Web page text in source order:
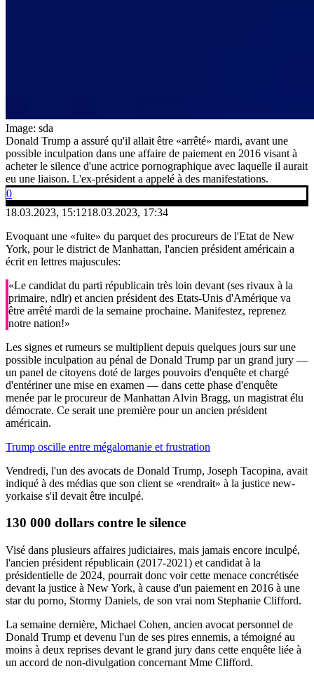
Image: sda
Donald Trump a assuré qu'il allait être «arrêté» mardi, avant une
possible inculpation dans une affaire de paiement en 2016 visant à
acheter le silence d'une actrice pornographique avec laquelle il aurait
eu une liaison. L'ex-président a appelé à des manifestations.
0
18.03.2023, 15:1218.03.2023, 17:34
Evoquant une «fuite» du parquet des procureurs de l'Etat de New
York, pour le district de Manhattan, l'ancien président américain a
écrit en lettres majuscules:
«Le candidat du parti républicain très loin devant (ses rivaux à la
primaire, ndlr) et ancien président des Etats-Unis d'Amérique va
être arrêté mardi de la semaine prochaine. Manifestez, reprenez
notre nation!»
Les signes et rumeurs se multiplient depuis quelques jours sur une
possible inculpation au pénal de Donald Trump par un grand jury —
un panel de citoyens doté de larges pouvoirs d'enquête et chargé
d'entériner une mise en examen — dans cette phase d'enquête
menée par le procureur de Manhattan Alvin Bragg, un magistrat élu
démocrate. Ce serait une première pour un ancien président
américain.
Trump oscille entre mégalomanie et frustration
Vendredi, l'un des avocats de Donald Trump, Joseph Tacopina, avait
indiqué à des médias que son client se «rendrait» à la justice new-
yorkaise s'il devait être inculpé.
130 000 dollars contre le silence
Visé dans plusieurs affaires judiciaires, mais jamais encore inculpé,
l'ancien président républicain (2017-2021) et candidat à la
présidentielle de 2024, pourrait donc voir cette menace concrétisée
devant la justice à New York, à cause d'un paiement en 2016 à une
star du porno, Stormy Daniels, de son vrai nom Stephanie Clifford.
La semaine dernière, Michael Cohen, ancien avocat personnel de
Donald Trump et devenu l'un de ses pires ennemis, a témoigné au
moins à deux reprises devant le grand jury dans cette enquête liée à
un accord de non-divulgation concernant Mme Clifford.